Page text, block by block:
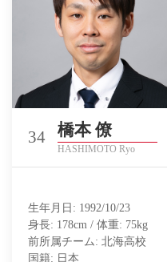
34 橋本 僚
HASHIMOTO Ryo
生年月日: 1992/10/23
身長: 178cm / 体重: 75kg
前所属チーム: 北海高校
国籍: 日本